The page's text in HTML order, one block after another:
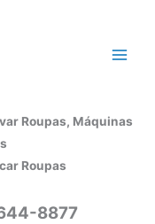
Roupas, Máquinas
Roupas
8877